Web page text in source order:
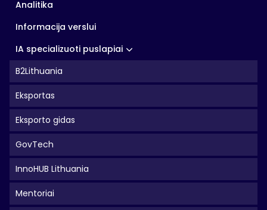
Analitika
Informacija verslui
IA specializuoti puslapiai
B2Lithuania
Eksportas
Eksporto gidas
GovTech
InnoHUB Lithuania
Mentoriai